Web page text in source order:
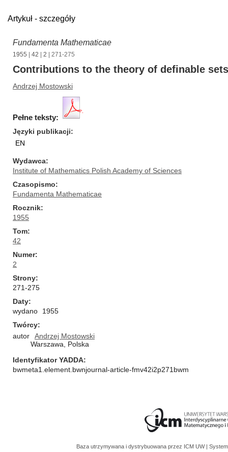
Artykuł - szczegóły
Fundamenta Mathematicae
1955 42 2 | 271-275
Contributions to the theory of definable
Andrzej Mostowski
Pełne teksty:
Języki publikacji
EN
Wydawca
Institute of Mathematics Polish Academy of Sciences
Czasopismo
Fundamenta Mathematicae
Rocznik
1955
Tom
42
Numer
2
Strony
271-275
Daty
wydano
1955
Twórcy
autor
Andrzej Mostowski
Warszawa, Polska
Identyfikator YADDA
bwmeta1.element.bwnjournal-article-fmv42i2p271bwm
Baza utrzymywana i dystrybuowana przez ICM UW |